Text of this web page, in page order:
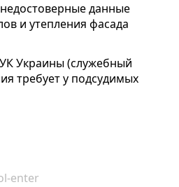
данные
и утепления фасада
УК Украины (служебный
требует у подсудимых
enter